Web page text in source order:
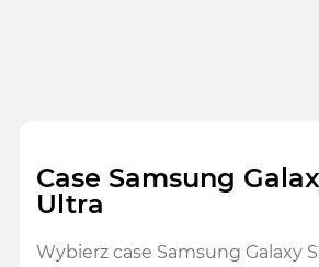
Case Samsung
Ultra
Wybierz case Samsung Galaxy